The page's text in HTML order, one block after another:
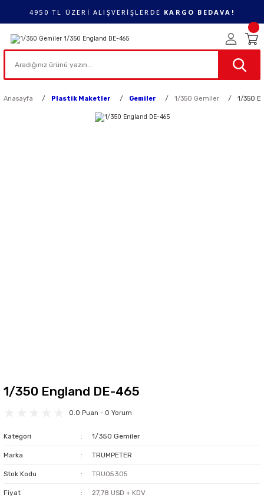
4950 TL ÜZERİ ALIŞVERİŞLERDE KARGO BEDAVA!
Anasayfa Plastik Maketler Gemiler 1/350 Gemiler 1/350
1/350 England DE-465
0.0 Puan - 0 Yorum
Kategori 1/350 Gemiler
Marka TRUMPETER
Stok Kodu TRU05305
Fiyat 27,78 USD + KDV